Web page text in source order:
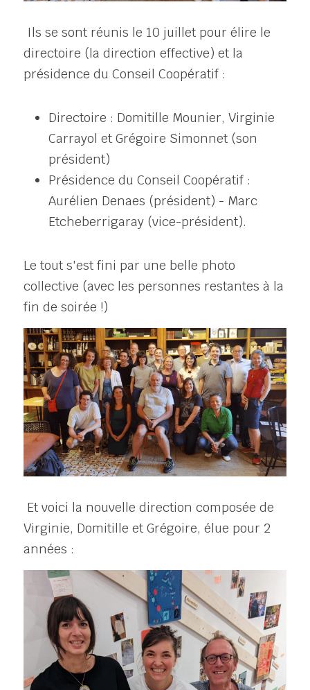
directoire (la direction effective) et la
présidence du Conseil Coopératif :
Directoire : Domitille Mounier, Virginie
Carrayol et Grégoire Simonnet (son
président)
Présidence du Conseil Coopératif :
Aurélien Denaes (président) - Marc
Etcheberrigaray (vice-président).
Le tout s'est fini par une belle photo
collective (avec les personnes restantes à la
fin de soirée !)
Virginie, Domitille et Grégoire, élue pour 2
années :